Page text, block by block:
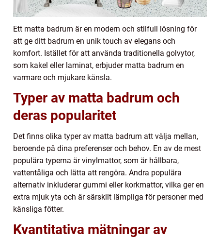
Ett matta badrum är en modern och stilfull lösning för
att ge ditt badrum en unik touch av elegans och
komfort. Istället för att använda traditionella golvytor,
som kakel eller laminat, erbjuder matta badrum en
varmare och mjukare känsla.
Typer av matta badrum och
deras popularitet
Det finns olika typer av matta badrum att välja mellan,
beroende på dina preferenser och behov. En av de mest
populära typerna är vinylmattor, som är hållbara,
vattentåliga och lätta att rengöra. Andra populära
alternativ inkluderar gummi eller korkmattor, vilka ger en
extra mjuk yta och är särskilt lämpliga för personer med
känsliga fötter.
Kvantitativa mätningar av